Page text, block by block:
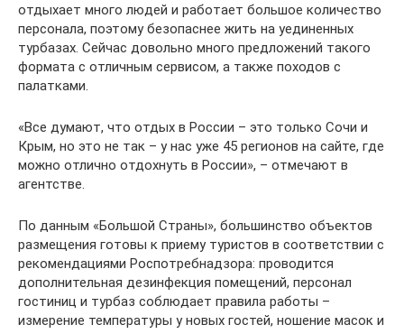
отдыхает много людей и работает большое количество
персонала, поэтому безопаснее жить на уединенных
турбазах. Сейчас довольно много предложений такого
формата с отличным сервисом, а также походов с
палатками.
«Все думают, что отдых в России – это только Сочи и
Крым, но это не так – у нас уже 45 регионов на сайте, где
можно отлично отдохнуть в России», – отмечают в
агентстве.
По данным «Большой Страны», большинство объектов
размещения готовы к приему туристов в соответствии с
рекомендациями Роспотребнадзора: проводится
дополнительная дезинфекция помещений, персонал
гостиниц и турбаз соблюдает правила работы –
измерение температуры у новых гостей, ношение масок и